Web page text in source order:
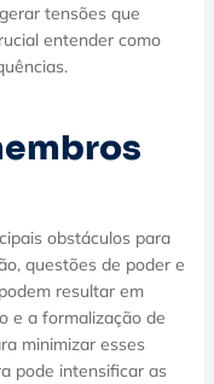
tensões que
entender como
obstáculos para
questões de poder e
resultar em
e a formalização de
minimizar esses
pode intensificar as